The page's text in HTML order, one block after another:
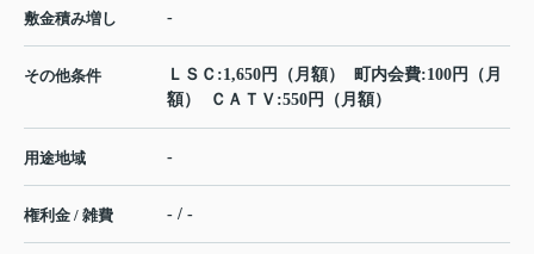
敷金積み増し -
その他条件
ＬＳＣ:1,650円（月額） 町内会費:100円（月
額） ＣＡＴＶ:550円（月額）
用途地域 -
権利金 / 雑費 - / -